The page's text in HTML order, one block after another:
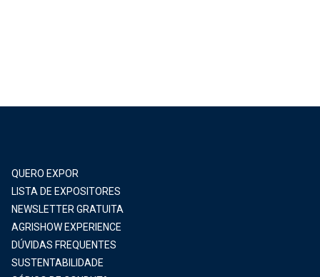
QUERO EXPOR
LISTA DE EXPOSITORES
NEWSLETTER GRATUITA
AGRISHOW EXPERIENCE
DÚVIDAS FREQUENTES
SUSTENTABILIDADE